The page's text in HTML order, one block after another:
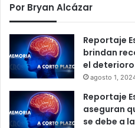
Por Bryan Alcázar
Reportaje
brindan
el
agosto 1,
Reportaje
aseguran
se debe a